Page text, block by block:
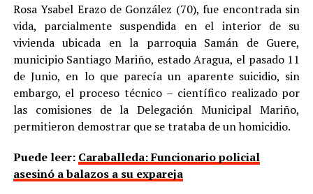
Rosa Ysabel Erazo de González (70), fue encontrada sin
vida, parcialmente suspendida en el interior de su
vivienda ubicada en la parroquia Samán de Guere,
municipio Santiago Mariño, estado Aragua, el pasado 11
de Junio, en lo que parecía un aparente suicidio, sin
embargo, el proceso técnico – científico realizado por
las comisiones de la Delegación Municipal Mariño,
permitieron demostrar que se trataba de un homicidio.
Puede leer: Caraballeda: Funcionario policial
asesinó a balazos a su expareja